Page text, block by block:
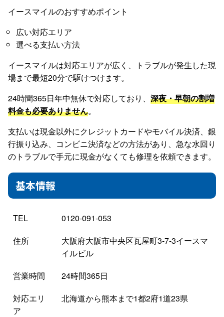
イースマイルのおすすめポイント
広い対応エリア
選べる支払い方法
イースマイルは対応エリアが広く、トラブルが発生した現
場まで最短20分で駆けつけます。
24時間365日年中無休で対応しており、 深夜・早朝の割増
料金も必要ありません。
支払いは現金以外にクレジットカードやモバイル決済、銀
行振り込み、コンビニ決済などの方法があり、急な水回り
のトラブルで手元に現金がなくても修理を依頼できます。
基本情報
TEL
0120-091-053
住所
大阪府大阪市中央区瓦屋町3-7-3イースマ
イルビル
営業時間
24時間365日
対応エリ
ア
北海道から熊本まで1都2府1道23県